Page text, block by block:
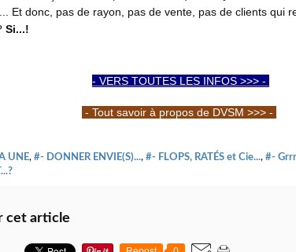
Et donc, pas de rayon, pas de vente, pas de clients qui
Si...!
- VERS TOUTES LES INFOS >>> -
- Tout savoir à propos de DVSM >>> -
UNE, #- DONNER ENVIE(S)..., #- FLOPS, RATÉS et Cie..., #-
cet article